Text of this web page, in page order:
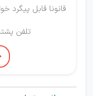
قانونا قابل پیگرد
تلفن پشتیبانی: